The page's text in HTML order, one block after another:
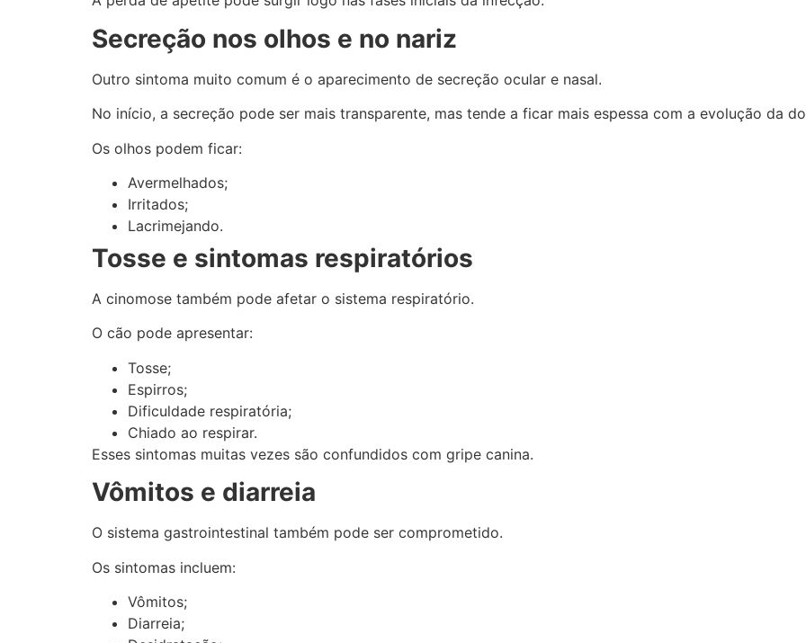
Secreção nos olhos e no nariz
Outro sintoma muito comum é o aparecimento de secreção ocular e nasal.
No início, a secreção pode ser mais transparente, mas tende a ficar mais espessa com a evolução da
Os olhos podem ficar:
Avermelhados;
Irritados;
Lacrimejando.
Tosse e sintomas respiratórios
A cinomose também pode afetar o sistema respiratório.
O cão pode apresentar:
Tosse;
Espirros;
Dificuldade respiratória;
Chiado ao respirar.
Esses sintomas muitas vezes são confundidos com gripe canina.
Vômitos e diarreia
O sistema gastrointestinal também pode ser comprometido.
Os sintomas incluem:
Vômitos;
Diarreia;